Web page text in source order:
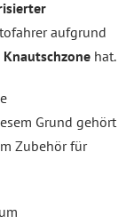
aufgrund
Knautschzone hat.
Grund gehört
Zubehör für